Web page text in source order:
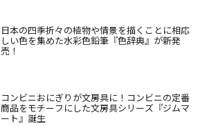
日本の四季折々の植物や情景を描くことに相応
しい色を集めた水彩色鉛筆『色辞典』が新発
売！
コンビニおにぎりが文房具に！コンビニの定番
商品をモチーフにした文房具シリーズ『ジムマ
ート』誕生